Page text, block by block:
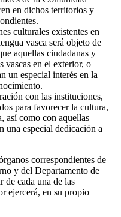
en dichos territorios y
culturales existentes en
vasca será objeto de
aquellas ciudadanas y
vascas en el exterior, o
un especial interés en la
con las instituciones,
para favorecer la cultura,
así como con aquellas
una especial dedicación a
correspondientes de
y del Departamento de
de cada una de las
ejercerá, en su propio